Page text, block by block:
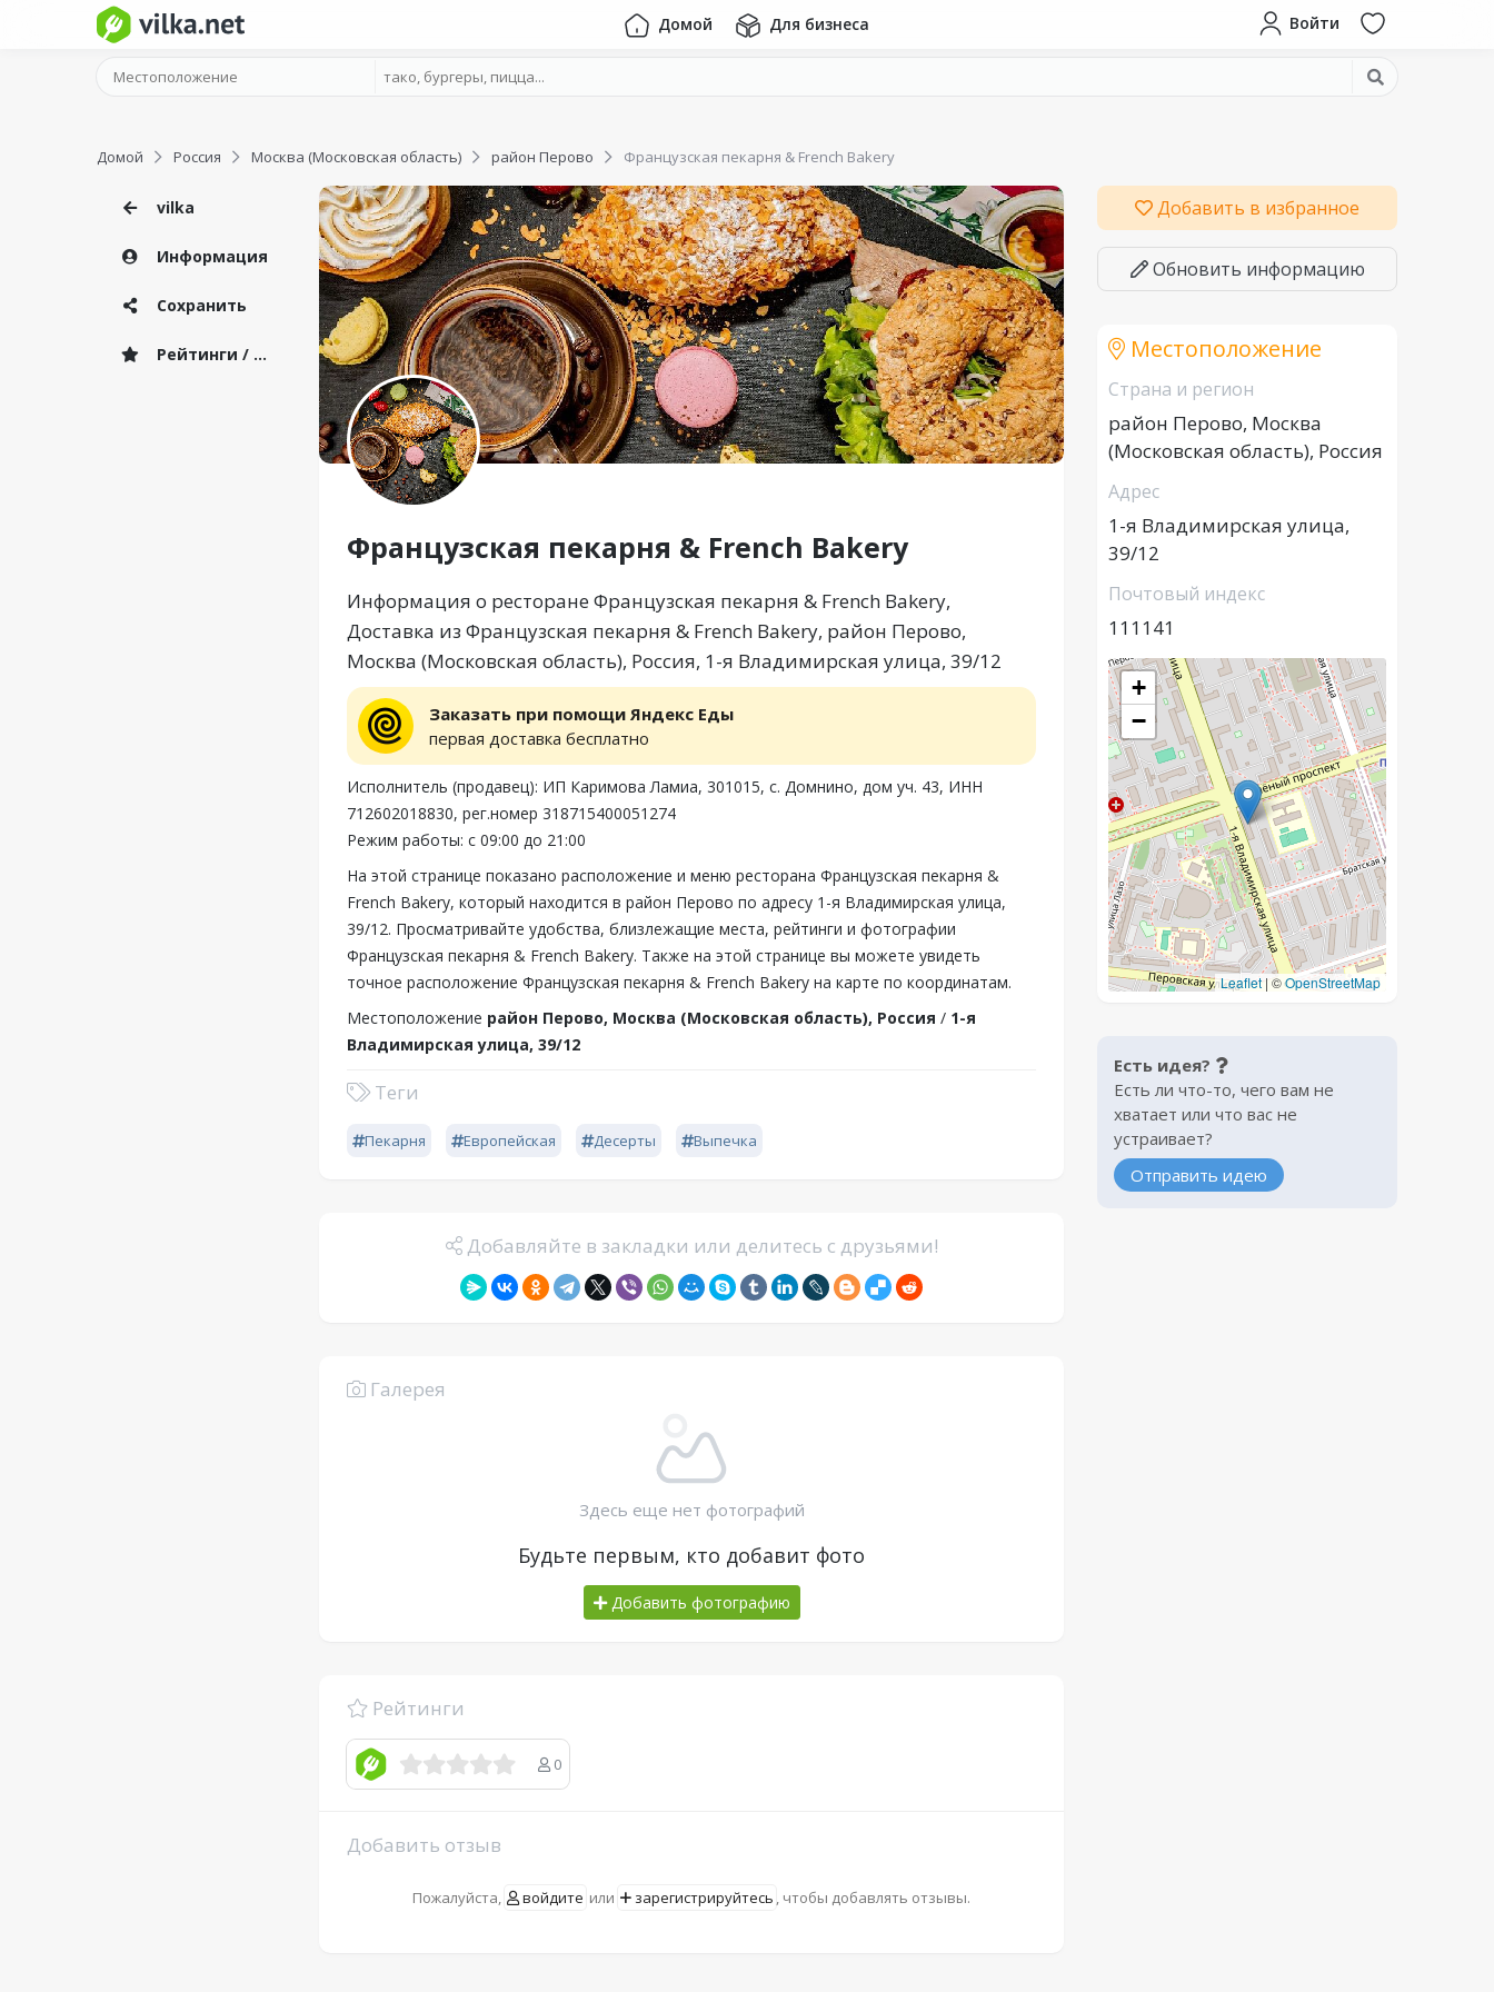
Домой Для бизнеса Войти
Домой Россия Москва (Московская область) район Перово Французская пекарня & French Bakery
vilka
Информация
Сохранить
Рейтинги / Отзывы
Французская пекарня & French Bakery
Информация о ресторане Французская пекарня & French Bakery,
Доставка из Французская пекарня & French Bakery, район Перово,
Москва (Московская область), Россия, 1-я Владимирская улица, 39/12
Заказать при помощи Яндекс Еды
первая доставка бесплатно
Исполнитель (продавец): ИП Каримова Ламиа, 301015, с. Домнино, дом уч. 43, ИНН
712602018830, рег.номер 318715400051274
Режим работы: с 09:00 до 21:00
На этой странице показано расположение и меню ресторана Французская пекарня &
French Bakery, который находится в район Перово по адресу 1-я Владимирская улица,
39/12. Просматривайте удобства, близлежащие места, рейтинги и фотографии
Французская пекарня & French Bakery. Также на этой странице вы можете увидеть
точное расположение Французская пекарня & French Bakery на карте по координатам.
Местоположение район Перово, Москва (Московская область), Россия / 1-я
Владимирская улица, 39/12
Теги
Пекарня Европейская Десерты Выпечка
Добавляйте в закладки или делитесь с друзьями!
Галерея
Здесь еще нет фотографий
Будьте первым, кто добавит фото
Добавить фотографию
Рейтинги
0
Добавить отзыв
Пожалуйста, войдите или зарегистрируйтесь , чтобы добавлять отзывы.
Добавить в избранное
Обновить информацию
Местоположение
Страна и регион
район Перово, Москва
(Московская область), Россия
Адрес
1-я Владимирская улица,
39/12
Почтовый индекс
111141
+
−
Leaflet | ©OpenStreetMap
Есть идея?
Есть ли что-то, чего вам не
хватает или что вас не
устраивает?
Отправить идею